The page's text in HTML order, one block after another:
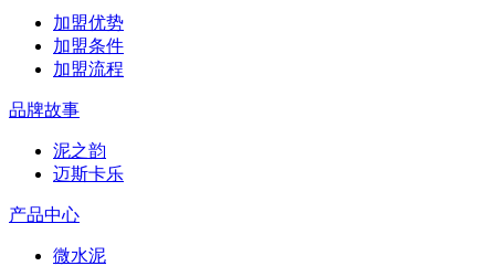
加盟优势
加盟条件
加盟流程
品牌故事
泥之韵
迈斯卡乐
产品中心
微水泥